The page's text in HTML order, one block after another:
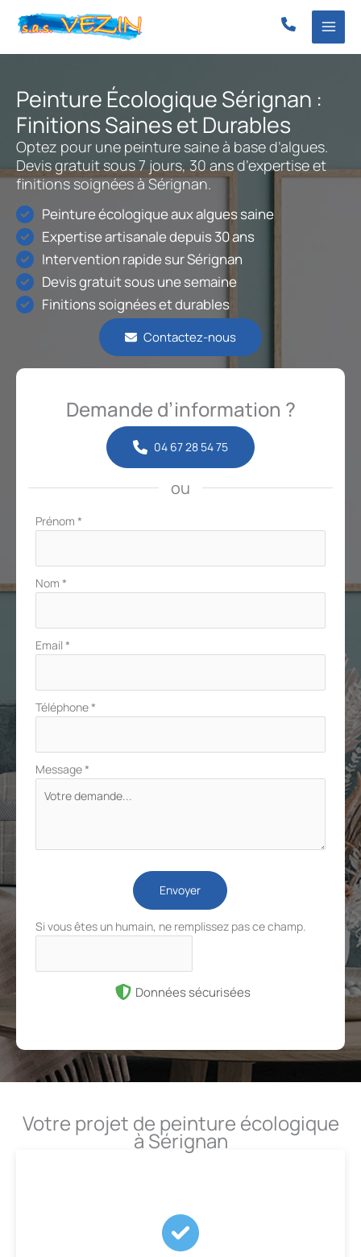
Peinture Écologique Sérignan :
Finitions Saines et Durables
Optez pour une peinture saine à base d’algues.
Devis gratuit sous 7 jours, 30 ans d’expertise et
finitions soignées à Sérignan.
Peinture écologique aux algues saine
Expertise artisanale depuis 30 ans
Intervention rapide sur Sérignan
Devis gratuit sous une semaine
Finitions soignées et durables
Contactez-nous
Demande d’information ?
04 67 28 54 75
ou
Formulaire
Prénom *
Nom *
Email *
Téléphone*
Message*
Envoyer
Si vous êtes un humain, ne remplissez pas ce champ.
Données sécurisées
Votre projet de peinture écologique
à Sérignan